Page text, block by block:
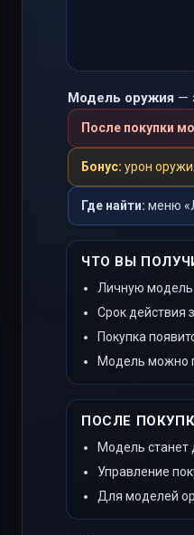
Модель оружия —
После покупки
Бонус: урон
Где найти: меню
ЧТО ВЫ
Личную модель
Срок действия
Покупка
Модель можно
ПОСЛЕ
Модель станет
Управление
Для моделей